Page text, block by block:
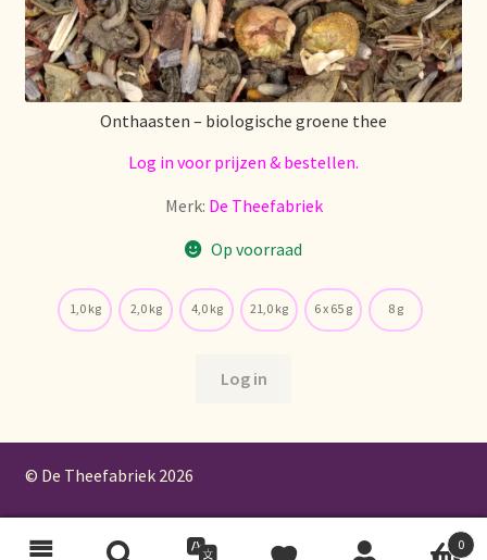
Onthaasten – biologische groene thee
Log in voor prijzen & bestellen.
Merk: De Theefabriek
Op voorraad
1,0 kg 2,0 kg 4,0 kg 21,0 kg 6 x 65 g 8 g
Log in
© De Theefabriek 2026
0